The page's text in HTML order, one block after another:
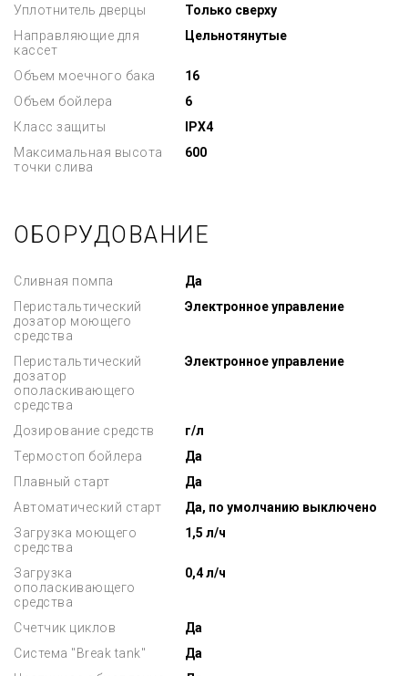
Уплотнитель дверцы
Только сверху
Направляющие для
кассет
Цельнотянутые
Объем моечного бака
16
Объем бойлера
6
Класс защиты
IPX4
Максимальная высота
точки слива
600
ОБОРУДОВАНИЕ
Сливная помпа
Да
Перистальтический
дозатор моющего
средства
Электронное управление
Перистальтический
дозатор
ополаскивающего
средства
Электронное управление
Дозирование средств
г/л
Термостоп бойлера
Да
Плавный старт
Да
Автоматический старт
Да, по умолчанию выключено
Загрузка моющего
средства
1,5 л/ч
Загрузка
ополаскивающего
средства
0,4 л/ч
Счетчик циклов
Да
Система "Break tank"
Да